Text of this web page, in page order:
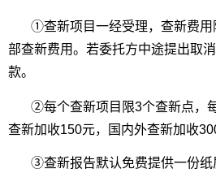
①查新项目一经受理，查新费用
部查新费用。若委托方中途提出取
款。
②每个查新项目限3个查新点，
查新加收150元，国内外查新加收
③查新报告默认免费提供一份纸